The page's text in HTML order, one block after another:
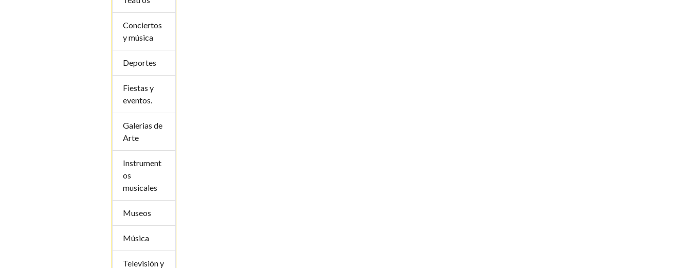
Conciertos
y música
Deportes
Fiestas y
eventos.
Galerias de
Arte
Instrument
os
musicales
Museos
Música
Televisión y